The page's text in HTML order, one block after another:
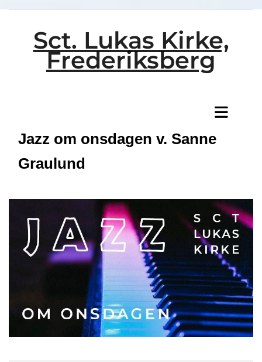
Sct. Lukas Kirke,
Frederiksberg
Jazz om onsdagen v. Sanne
Graulund